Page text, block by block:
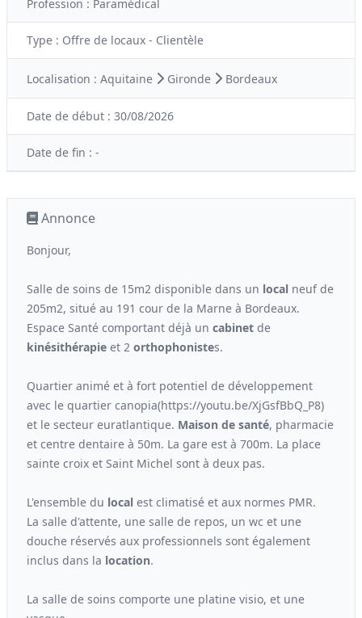
Profession : Paramédical
Type : Offre de locaux - Clientèle
Localisation : Aquitaine Gironde Bordeaux
Date de début : 30/08/2026
Date de fin : -
Annonce
Bonjour,
Salle de soins de 15m2 disponible dans un local neuf de
205m2, situé au 191 cour de la Marne à Bordeaux.
Espace Santé comportant déjà un cabinet de
kinésithérapie et 2 orthophonistes.
Quartier animé et à fort potentiel de développement
avec le quartier canopia(https://youtu.be/XjGsfBbQ_P8)
et le secteur euratlantique. Maison de santé, pharmacie
et centre dentaire à 50m. La gare est à 700m. La place
sainte croix et Saint Michel sont à deux pas.
L'ensemble du local est climatisé et aux normes PMR.
La salle d'attente, une salle de repos, un wc et une
douche réservés aux professionnels sont également
inclus dans la location.
La salle de soins comporte une platine visio, et une